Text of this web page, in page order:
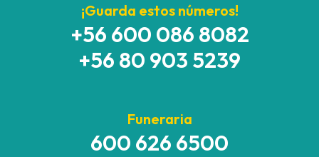
¡Guarda estos números!
+56 600 086 8082
+56 80 903 5239
Funeraria
600 626 6500